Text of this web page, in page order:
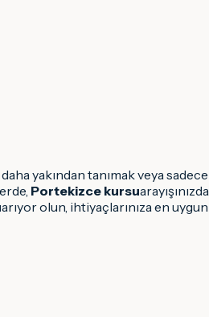
yakından tanımak veya
Portekizce kursu
arıyor olun, ihtiyaçlarınıza en